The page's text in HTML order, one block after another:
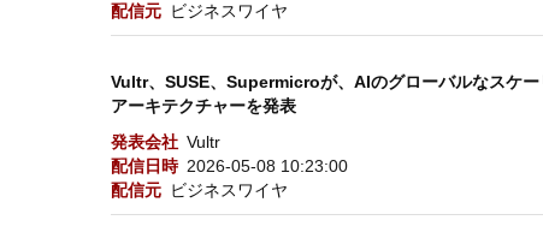
配信元 ビジネスワイヤ
Vultr、SUSE、Supermicroが、AIのグローバルなスケ
アーキテクチャーを発表
発表会社 Vultr
配信日時 2026-05-08 10:23:00
配信元 ビジネスワイヤ